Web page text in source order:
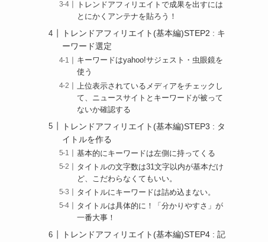
トレンドアフィリエイトで成果を出すには
とにかくアンテナを貼ろう！
トレンドアフィリエイト(基本編)STEP2 : キ
ーワード選定
キーワードはyahoo!サジェスト・虫眼鏡を
使う
上位表示されているメディアをチェックし
て、ニュースサイトとキーワードが被って
ないか確認する
トレンドアフィリエイト(基本編)STEP3 : タ
イトルを作る
基本的にキーワードは左側に持ってくる
タイトルの文字数は31文字以内が基本だけ
ど、こだわらなくてもいい。
タイトルにキーワードは詰め込まない。
タイトルは具体的に！「分かりやすさ」が
一番大事！
トレンドアフィリエイト(基本編)STEP4 : 記